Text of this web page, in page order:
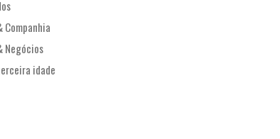
Companhia
Negócios
idade